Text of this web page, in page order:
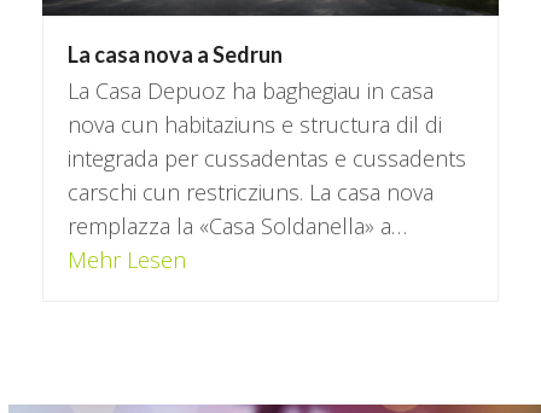
La casa nova a Sedrun
La Casa Depuoz ha baghegiau in casa
nova cun habitaziuns e structura dil di
integrada per cussadentas e cussadents
carschi cun restricziuns. La casa nova
remplazza la «Casa Soldanella» a…
Mehr Lesen